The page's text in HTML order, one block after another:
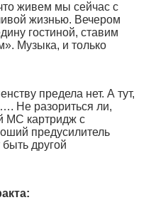
живем мы сейчас с
жизнью. Вечером
гостиной, ставим
Музыка, и только
предела нет. А тут,
Не разориться ли,
МС картридж с
предусилитель
другой